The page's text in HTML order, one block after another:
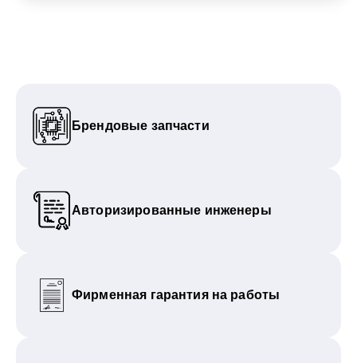
Брендовые запчасти
Авторизированные инженеры
Фирменная гарантия на работы